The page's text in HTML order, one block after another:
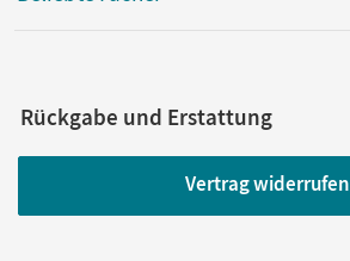
Rückgabe und Erstattung
Vertrag widerrufen